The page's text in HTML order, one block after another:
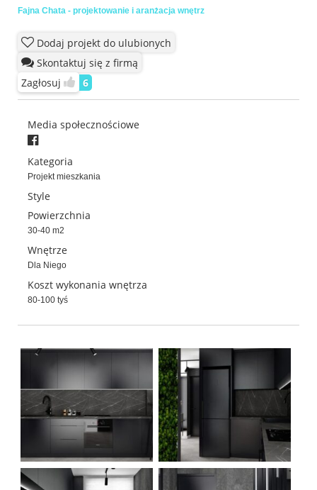
Fajna Chata - projektowanie i aranżacja wnętrz
Dodaj projekt do ulubionych
Skontaktuj się z firmą
Zagłosuj
6
Media społecznościowe
Kategoria
Projekt mieszkania
Style
Powierzchnia
30-40 m2
Wnętrze
Dla Niego
Koszt wykonania wnętrza
80-100 tyś